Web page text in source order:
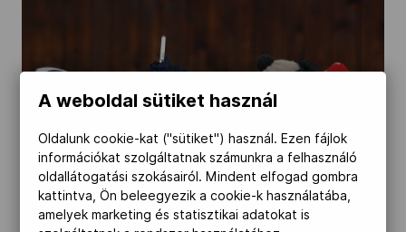
Kettőskarrier-program
NOB
Társszervezetek
A weboldal sütiket használ
Oldalunk cookie-kat ("sütiket") használ. Ezen fájlok
információkat szolgáltatnak számunkra a felhasználó
oldallátogatási szokásairól. Mindent elfogad gombra
kattintva, Ön beleegyezik a cookie-k használatába,
amelyek marketing és statisztikai adatokat is